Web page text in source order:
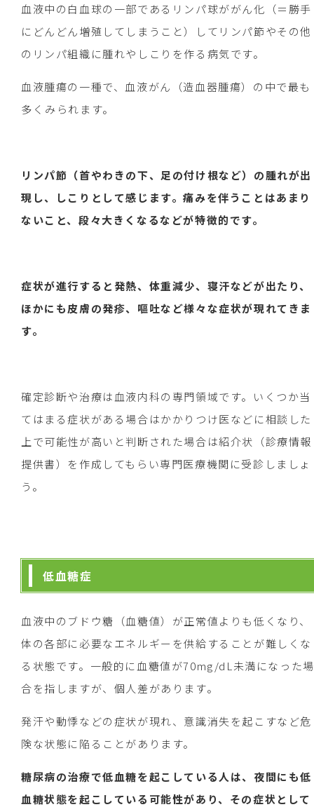
血液中の白血球の一部であるリンパ球ががん化（＝勝手
にどんどん増殖してしまうこと）してリンパ節やその他
のリンパ組織に腫れやしこりを作る病気です。
血液腫瘍の一種で、血液がん（造血器腫瘍）の中で最も
多くみられます。
リンパ節（首やわきの下、足の付け根など）の腫れが出
現し、しこりとして感じます。痛みを伴うことはあまり
ないこと、段々大きくなるなどが特徴的です。
症状が進行すると発熱、体重減少、寝汗などが出たり、
ほかにも皮膚の発疹、嘔吐など様々な症状が現れてきま
す。
確定診断や治療は血液内科の専門領域です。いくつか当
てはまる症状がある場合はかかりつけ医などに相談した
上で可能性が高いと判断された場合は紹介状（診療情報
提供書）を作成してもらい専門医療機関に受診しましょ
う。
低血糖症
血液中のブドウ糖（血糖値）が正常値よりも低くなり、
体の各部に必要なエネルギーを供給することが難しくな
る状態です。一般的に血糖値が70mg/dL未満になった場
合を指しますが、個人差があります。
発汗や動悸などの症状が現れ、意識消失を起こすなど危
険な状態に陥ることがあります。
糖尿病の治療で低血糖を起こしている人は、夜間にも低
血糖状態を起こしている可能性があり、その症状として